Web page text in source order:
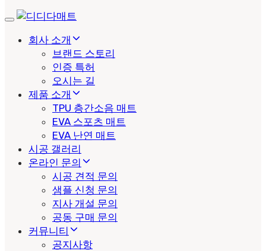
Toggle
navigation
회사 소개
브랜드 스토리
인증 특허
오시는 길
제품 소개
TPU 층간소음 매트
EVA 스포츠 매트
EVA 난연 매트
시공 갤러리
온라인 문의
시공 견적 문의
샘플 신청 문의
지사 개설 문의
공동 구매 문의
커뮤니티
공지사항